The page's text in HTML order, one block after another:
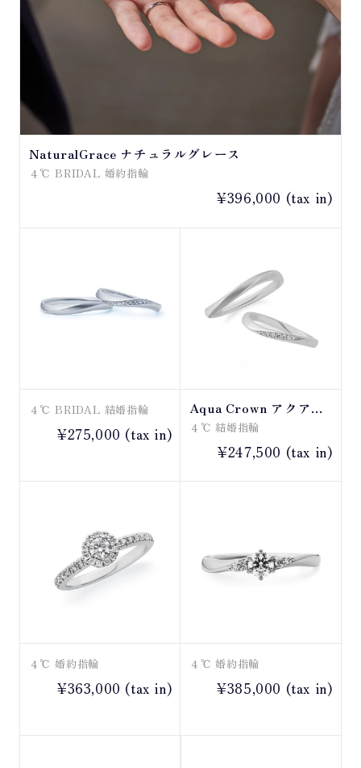
NaturalGrace ナチュラルグレース
４℃ BRIDAL 婚約指輪
¥396,000 (tax in)
４℃ BRIDAL 結婚指輪
¥275,000 (tax in)
Aqua Crown アクアク
ラウン
４℃ 結婚指輪
¥247,500 (tax in)
４℃ 婚約指輪
¥363,000 (tax in)
４℃ 婚約指輪
¥385,000 (tax in)